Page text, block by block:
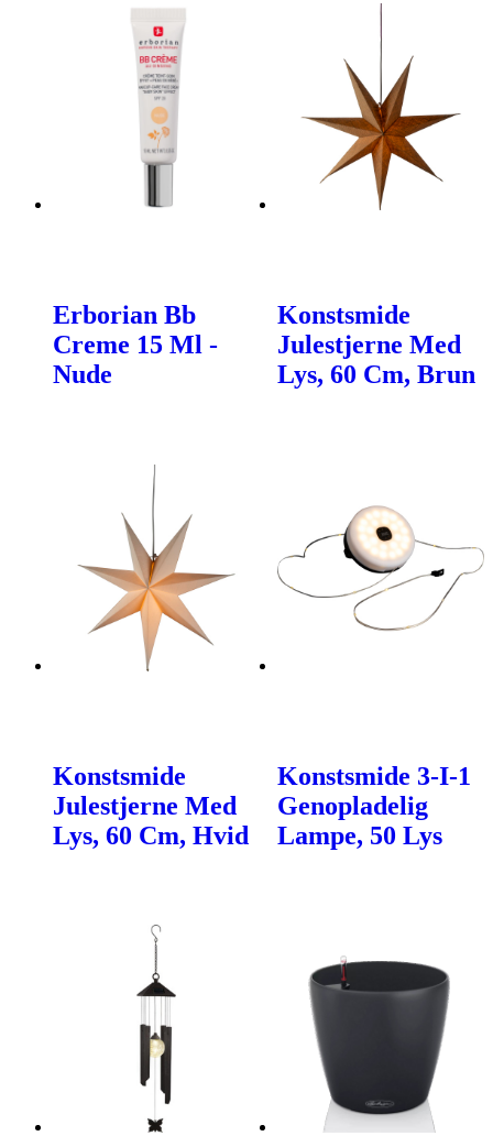
Erborian Bb
Creme 15 Ml -
Nude
Konstsmide
Julestjerne Med
Lys, 60 Cm, Brun
Konstsmide
Julestjerne Med
Lys, 60 Cm, Hvid
Konstsmide 3-I-1
Genopladelig
Lampe, 50 Lys